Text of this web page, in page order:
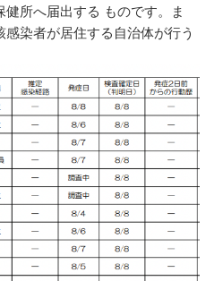
所へ届出する ものです。ま
染者が居住する自治体が行う